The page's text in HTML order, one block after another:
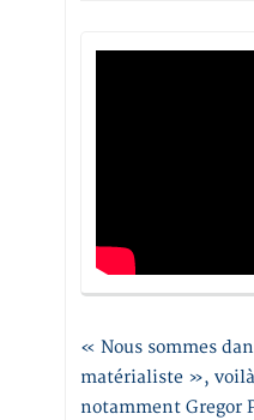
« Nous sommes
matérialiste »,
notamment Gregor